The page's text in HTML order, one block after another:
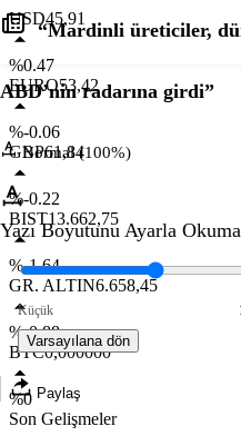
USD45,91
%0.47
EURO53,42
%-0.06
GBP61,84
%-0.22
BIST13.662,75
%-1.64
GR. ALTIN6.658,45
%-0.88
BTC0,000000
%0
Son Gelişmeler
“Mardinli üreticiler,
ABD’nin radarına girdi”
Normal (100%)
Yazı Boyutunu Ayarla
Küçük
Varsayılana dön
Paylaş